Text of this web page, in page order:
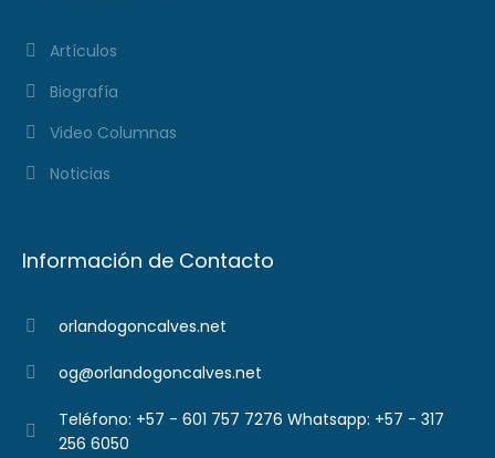
Artículos
Biografía
Video Columnas
Noticias
Información de Contacto
orlandogoncalves.net
og@orlandogoncalves.net
Teléfono: +57 - 601 757 7276 Whatsapp: +57 - 317
256 6050